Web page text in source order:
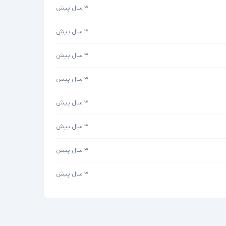
۳ سال پیش
۳ سال پیش
۳ سال پیش
۳ سال پیش
۳ سال پیش
۳ سال پیش
۳ سال پیش
۳ سال پیش